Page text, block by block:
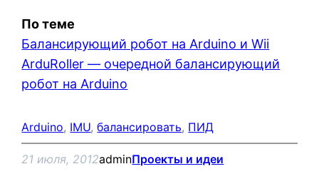
По теме
Балансирующий робот на Arduino и Wii
ArduRoller — очередной балансирующий
робот на Arduino
Arduino, IMU, балансировать, ПИД
21 июля, 2012adminПроекты и идеи